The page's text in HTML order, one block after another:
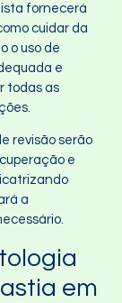
fornecerá
cuidar da
o uso de
e
todas as
revisão serão
e
a
em